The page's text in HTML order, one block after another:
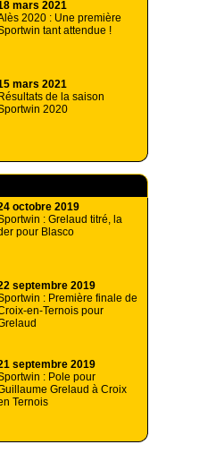
mars 2021
2020 : Une première
tant attendue !
mars 2021
de la saison
2020
octobre 2019
: Grelaud titré, la
pour Blasco
septembre 2019
: Première finale de
en-Ternois pour
septembre 2019
: Pole pour
Grelaud à Croix
Ternois